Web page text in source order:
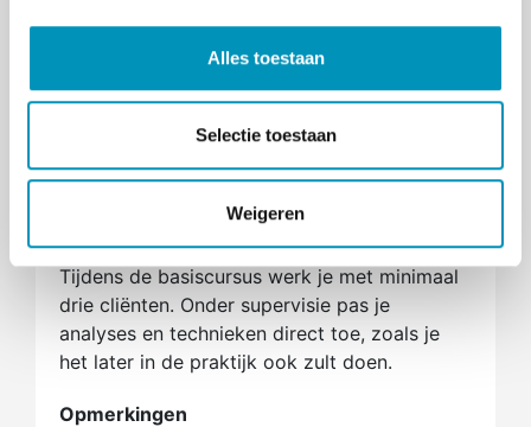
Alles toestaan
Selectie toestaan
Weigeren
Verbraak, Hoogduin, Emmelkamp |
9789089537133 | Boom
2 en 3 gebruiken we slechts een
daarom niet per se te worden
aangeschaft.
Tijdens de basiscursus werk je met minimaal
drie cliënten. Onder supervisie pas je
analyses en technieken direct toe, zoals je
het later in de praktijk ook zult doen.
Opmerkingen